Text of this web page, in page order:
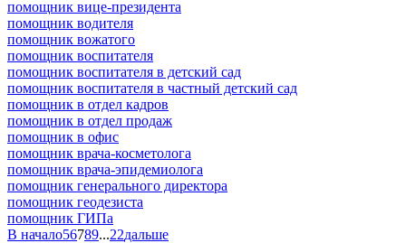
помощник вице-президента
помощник водителя
помощник вожатого
помощник воспитателя
помощник воспитателя в детский сад
помощник воспитателя в частный детский сад
помощник в отдел кадров
помощник в отдел продаж
помощник в офис
помощник врача-косметолога
помощник врача-эпидемиолога
помощник генерального директора
помощник геодезиста
помощник ГИПа
В начало56789...22дальше